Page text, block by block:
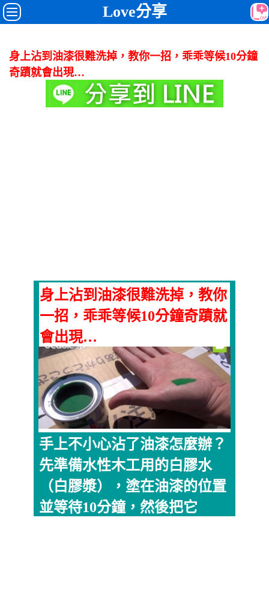
Love分享
身上沾到油漆很難洗掉，教你一招，乖乖等候10分鐘
奇蹟就會出現…
身上沾到油漆很難洗掉，教你
一招，乖乖等候10分鐘奇蹟就
會出現…
手上不小心沾了油漆怎麼辦？
先準備水性木工用的白膠水
（白膠漿），塗在油漆的位置
並等待10分鐘，然後把它